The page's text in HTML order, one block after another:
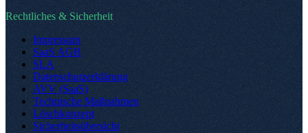
Rechtliches & Sicherheit
Impressum
SaaS AGB
SLA
Datenschutzerklärung
AVV (SaaS)
Technische Maßnahmen
Löschkonzept
Sicherheitsübersicht